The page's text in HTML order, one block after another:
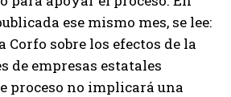
ese mismo mes, se lee:
Corfo sobre los efectos de la
de empresas estatales
proceso no implicará una